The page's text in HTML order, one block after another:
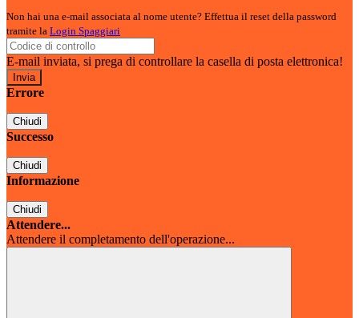
Non hai una e-mail associata al nome utente? Effettua il reset della password
tramite la Login Spaggiari
E-mail inviata, si prega di controllare la casella di posta elettronica!
Errore
Chiudi
Successo
Chiudi
Informazione
Chiudi
Attendere...
Attendere il completamento dell'operazione...